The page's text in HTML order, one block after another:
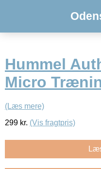
Hummel
Micro
(Læs mere)
299 kr. (Vis fragtpris)